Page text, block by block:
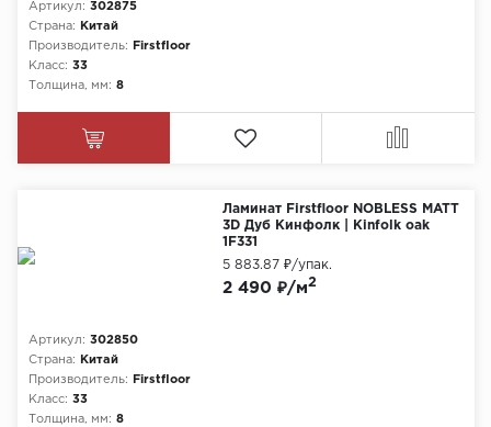
Артикул: 302875
Страна:
Китай
Производитель:
Firstfloor
Класс: 33
Толщина, мм: 8
Ламинат Firstfloor NOBLESS MATT
3D Дуб Кинфолк | Kinfolk oak
1F331
Артикул: 302850
Страна:
Китай
Производитель:
Firstfloor
Класс: 33
Толщина, мм: 8
2 490 ₽/м2
5 883.87 ₽/упак.